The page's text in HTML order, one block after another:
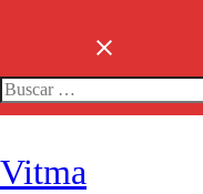
Buscar:
Vitma